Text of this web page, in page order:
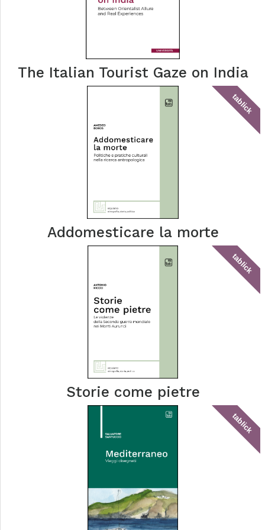
The Italian Tourist Gaze on India
tablick
Addomesticare la morte
tablick
Storie come pietre
tablick